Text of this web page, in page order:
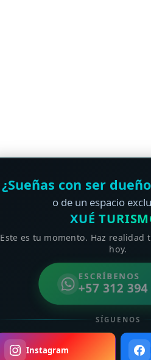
¿Sueñas con ser
o de un espacio
XUÉ
Este es tu momento. Haz realidad
hoy.
ESCRÍBENOS
+57 312
SÍGUENOS
Instagram